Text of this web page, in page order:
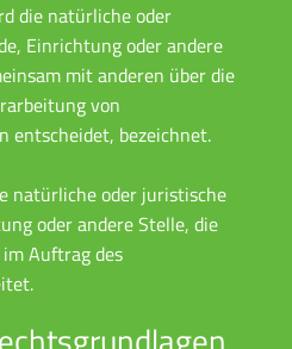
die natürliche oder
Einrichtung oder andere
mit anderen über die
von
entscheidet, bezeichnet.
natürliche oder juristische
oder andere Stelle, die
Auftrag des